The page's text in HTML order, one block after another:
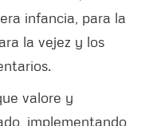
infancia, para la
la vejez y los
valore y
implementando